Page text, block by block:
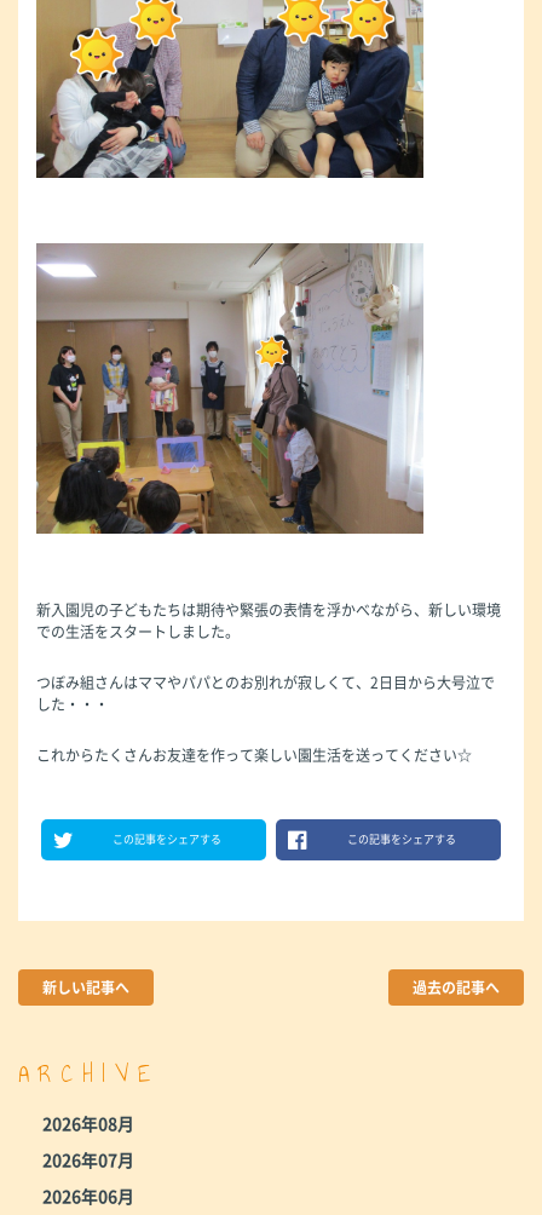
新入園児の子どもたちは期待や緊張の表情を浮かべながら、新しい環境
での生活をスタートしました。
つぼみ組さんはママやパパとのお別れが寂しくて、2日目から大号泣で
した・・・
これからたくさんお友達を作って楽しい園生活を送ってください☆
この記事をシェアする この記事をシェアする
新しい記事へ 過去の記事へ
ARCHIVE
2026年08月
2026年07月
2026年06月